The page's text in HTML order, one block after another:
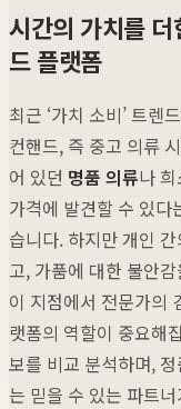
시간의 가치를
드 플랫폼
최근 ‘가치 소비’ 트렌
컨핸드, 즉 중고 의류
어 있던 명품 의류나
가격에 발견할 수 있다
습니다. 하지만 개인
고, 가품에 대한 불안
이 지점에서 전문가의
랫폼의 역할이 중요해
보를 비교 분석하며,
는 믿을 수 있는 파트